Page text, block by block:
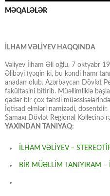
MƏQALƏLƏR
İLHAM VƏLİYEV HAQQINDA
Vəliyev İlham Əli oğlu, 7 oktyabr
Əlibəyi (yəqin ki, bu kəndi hamı
anadan olub. Azərbaycan Dövlət
fakültəsini bitirib. Müəllimliklə
qədər bir çox təhsil
İqtisad elmləri namizədi,
Şamaxı Dövlət Regional Kollecinə
YAXINDAN TANIYAQ:
İLHAM VƏLİYEV –
BİR MÜƏLLİM TANIYIRAM –